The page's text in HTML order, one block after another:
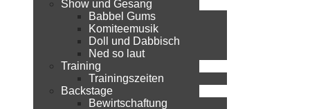
Show und Gesang
Babbel Gums
Komiteemusik
Doll und Dabbisch
Ned so laut
Training
Trainingszeiten
Backstage
Bewirtschaftung